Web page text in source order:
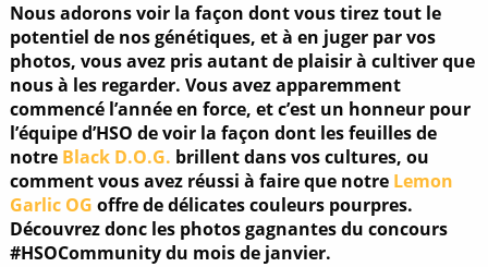
Nous adorons voir la façon dont vous tirez tout le
potentiel de nos génétiques, et à en juger par vos
photos, vous avez pris autant de plaisir à cultiver que
nous à les regarder. Vous avez apparemment
commencé l’année en force, et c’est un honneur pour
l’équipe d’HSO de voir la façon dont les feuilles de
notre Black D.O.G. brillent dans vos cultures, ou
comment vous avez réussi à faire que notre Lemon
Garlic OG offre de délicates couleurs pourpres.
Découvrez donc les photos gagnantes du concours
#HSOCommunity du mois de janvier.